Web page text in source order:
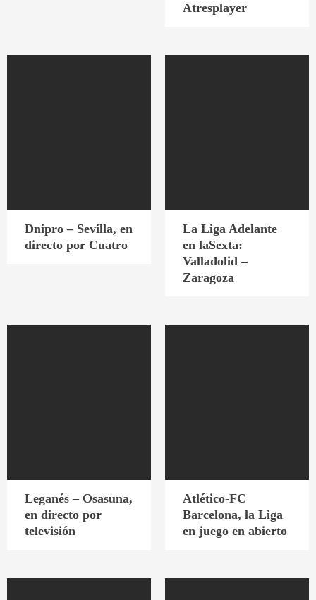
Atresplayer
Dnipro – Sevilla, en
directo por Cuatro
La Liga Adelante
en laSexta:
Valladolid –
Zaragoza
Leganés – Osasuna,
en directo por
televisión
Atlético-FC
Barcelona, la Liga
en juego en abierto